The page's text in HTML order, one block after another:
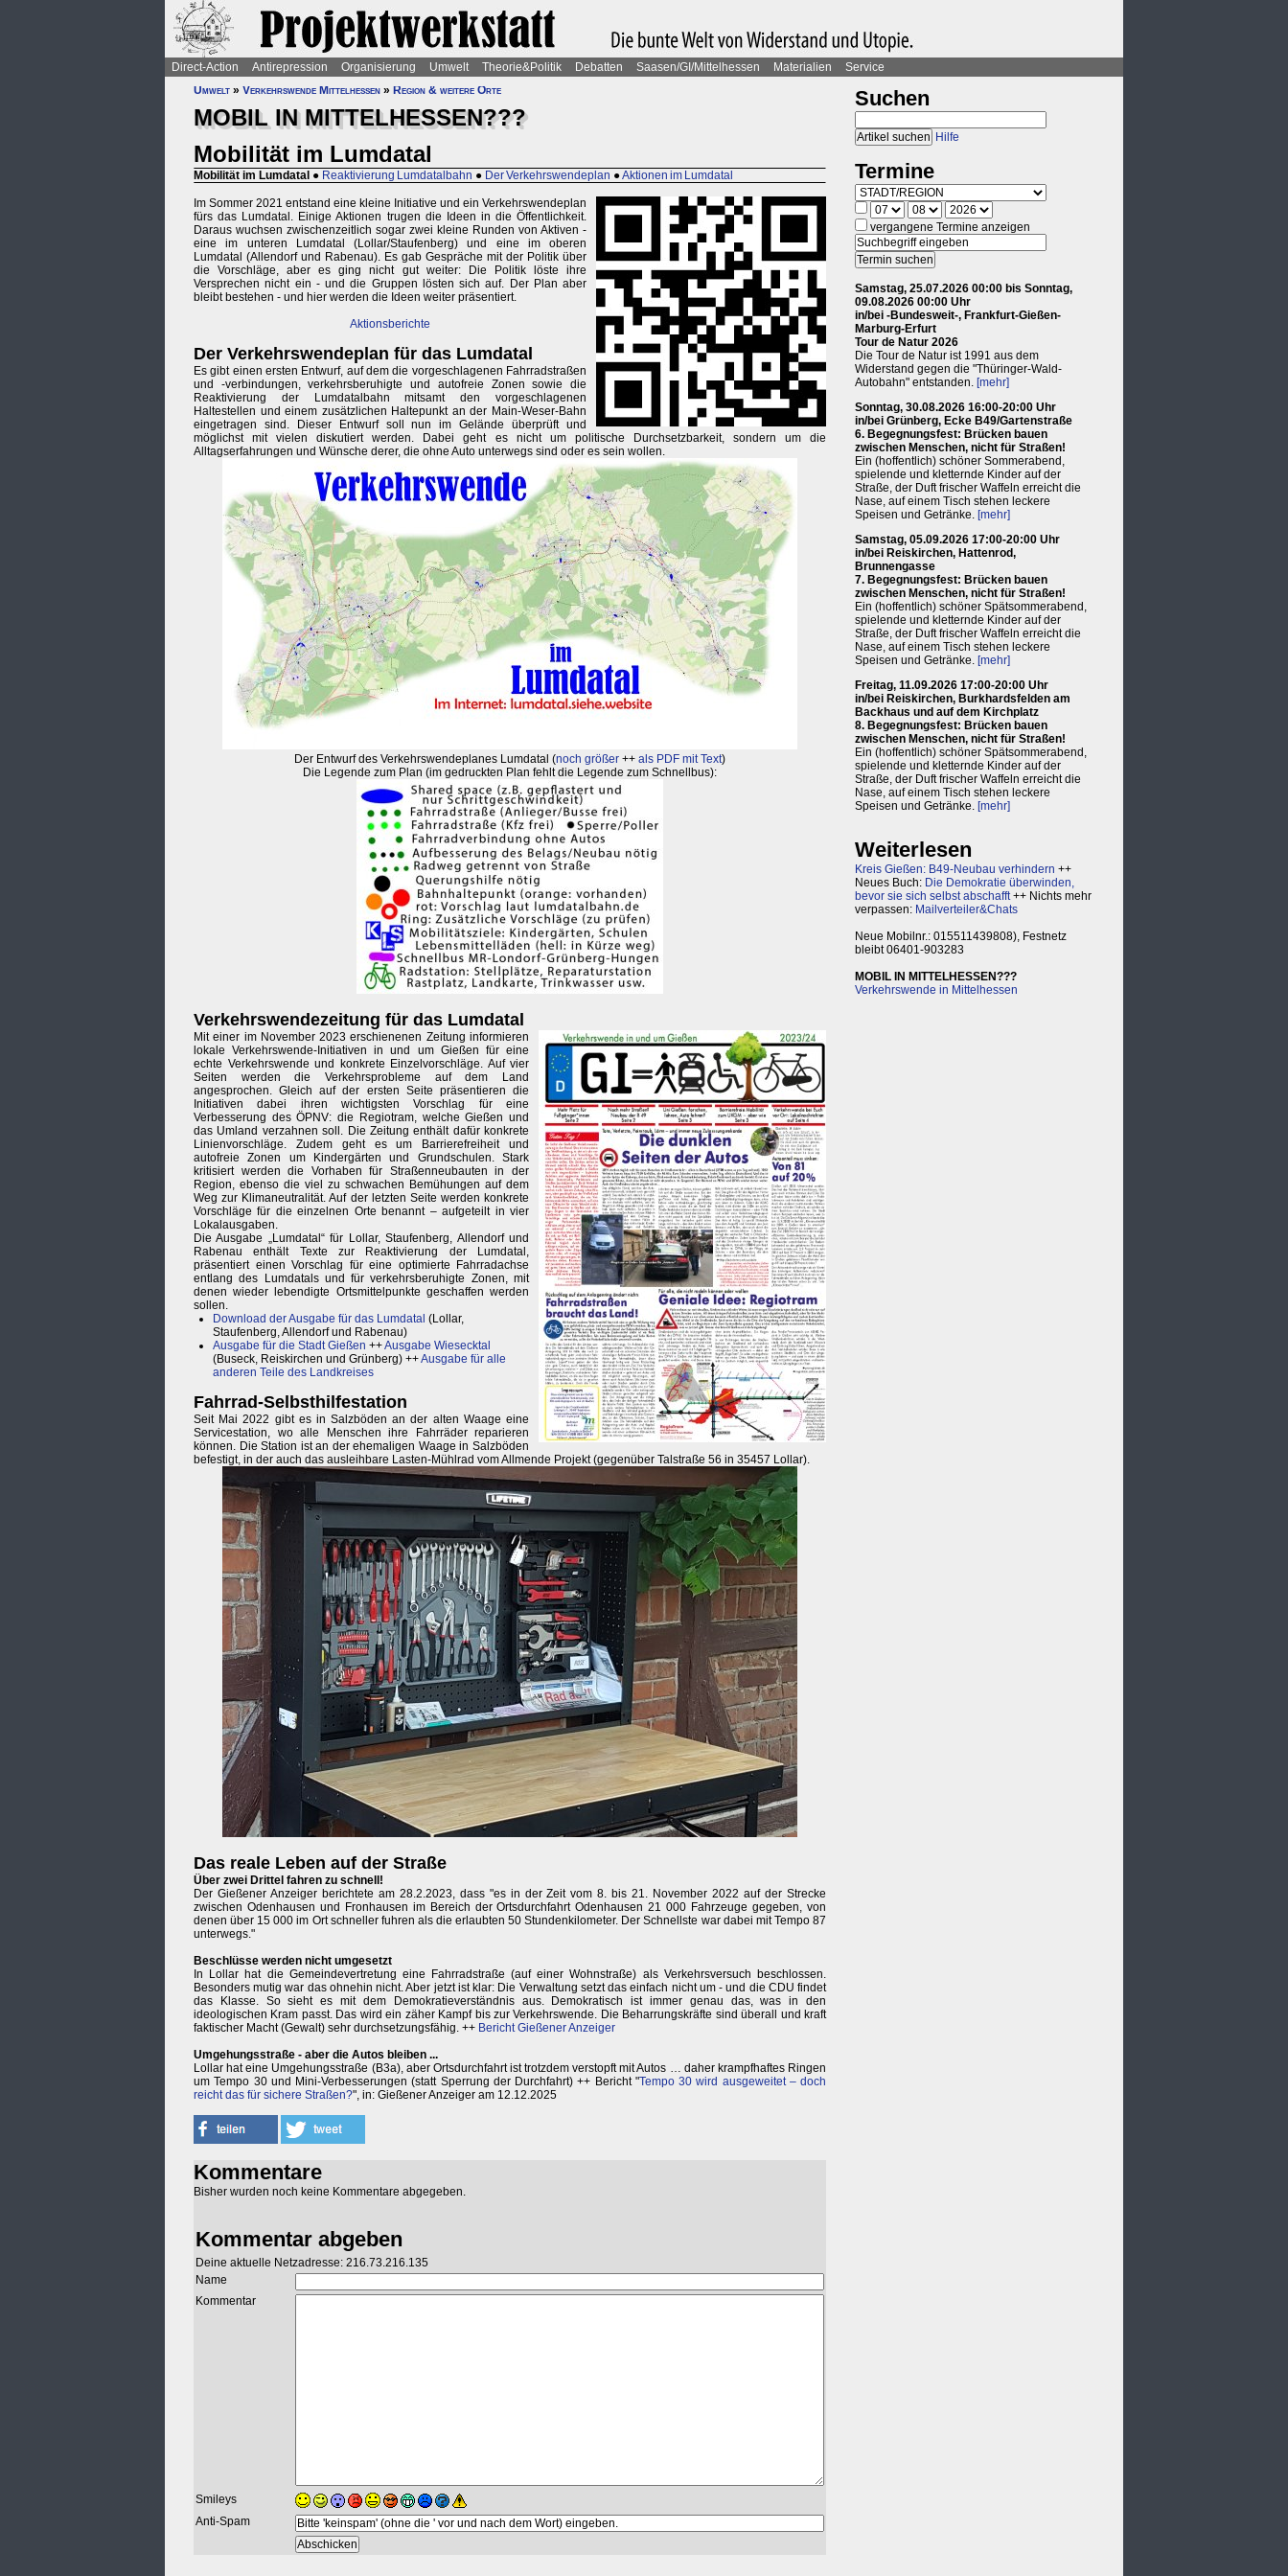
Direct-Action Antirepression Organisierung Umwelt Theorie&Politik Debatten Saasen/GI/Mittelhessen Materialien
Service
Umwelt » Verkehrswende Mittelhessen » Region & weitere Orte
MOBIL IN MITTELHESSEN???
Mobilität im Lumdatal
Mobilität im Lumdatal ● Reaktivierung Lumdatalbahn ● Der Verkehrswendeplan ●Aktionen im Lumdatal
Im Sommer 2021 entstand eine kleine Initiative und ein Verkehrswendeplan
fürs das Lumdatal. Einige Aktionen trugen die Ideen in die Öffentlichkeit.
Daraus wuchsen zwischenzeitlich sogar zwei kleine Runden von Aktiven -
eine im unteren Lumdatal (Lollar/Staufenberg) und eine im oberen
Lumdatal (Allendorf und Rabenau). Es gab Gespräche mit der Politik über
die Vorschläge, aber es ging nicht gut weiter: Die Politik löste ihre
Versprechen nicht ein - und die Gruppen lösten sich auf. Der Plan aber
bleibt bestehen - und hier werden die Ideen weiter präsentiert.
Aktionsberichte
Der Verkehrswendeplan für das Lumdatal
Es gibt einen ersten Entwurf, auf dem die vorgeschlagenen Fahrradstraßen
und -verbindungen, verkehrsberuhigte und autofreie Zonen sowie die
Reaktivierung der Lumdatalbahn mitsamt den vorgeschlagenen
Haltestellen und einem zusätzlichen Haltepunkt an der Main-Weser-Bahn
eingetragen sind. Dieser Entwurf soll nun im Gelände überprüft und
möglichst mit vielen diskutiert werden. Dabei geht es nicht um politische Durchsetzbarkeit, sondern um die
Alltagserfahrungen und Wünsche derer, die ohne Auto unterwegs sind oder es sein wollen.
Der Entwurf des Verkehrswendeplanes Lumdatal (noch größer ++ als PDF mit Text)
Die Legende zum Plan (im gedruckten Plan fehlt die Legende zum Schnellbus):
Verkehrswendezeitung für das Lumdatal
Mit einer im November 2023 erschienenen Zeitung informieren
lokale Verkehrswende-Initiativen in und um Gießen für eine
echte Verkehrswende und konkrete Einzelvorschläge. Auf vier
Seiten werden die Verkehrsprobleme auf dem Land
angesprochen. Gleich auf der ersten Seite präsentieren die
Initiativen dabei ihren wichtigsten Vorschlag für eine
Verbesserung des ÖPNV: die Regiotram, welche Gießen und
das Umland verzahnen soll. Die Zeitung enthält dafür konkrete
Linienvorschläge. Zudem geht es um Barrierefreiheit und
autofreie Zonen um Kindergärten und Grundschulen. Stark
kritisiert werden die Vorhaben für Straßenneubauten in der
Region, ebenso die viel zu schwachen Bemühungen auf dem
Weg zur Klimaneutralität. Auf der letzten Seite werden konkrete
Vorschläge für die einzelnen Orte benannt – aufgeteilt in vier
Lokalausgaben.
Die Ausgabe „Lumdatal“ für Lollar, Staufenberg, Allendorf und
Rabenau enthält Texte zur Reaktivierung der Lumdatal,
präsentiert einen Vorschlag für eine optimierte Fahrradachse
entlang des Lumdatals und für verkehrsberuhigte Zonen, mit
denen wieder lebendigte Ortsmittelpunkte geschaffen werden
sollen.
Download der Ausgabe für das Lumdatal (Lollar,
Staufenberg, Allendorf und Rabenau)
Ausgabe für die Stadt Gießen ++Ausgabe Wiesecktal
(Buseck, Reiskirchen und Grünberg) ++Ausgabe für alle
anderen Teile des Landkreises
Fahrrad-Selbsthilfestation
Seit Mai 2022 gibt es in Salzböden an der alten Waage eine
Servicestation, wo alle Menschen ihre Fahrräder reparieren
können. Die Station ist an der ehemaligen Waage in Salzböden
befestigt, in der auch das ausleihbare Lasten-Mühlrad vom Allmende Projekt (gegenüber Talstraße 56 in 35457 Lollar).
Das reale Leben auf der Straße
Über zwei Drittel fahren zu schnell!
Der Gießener Anzeiger berichtete am 28.2.2023, dass "es in der Zeit vom 8. bis 21. November 2022 auf der Strecke
zwischen Odenhausen und Fronhausen im Bereich der Ortsdurchfahrt Odenhausen 21 000 Fahrzeuge gegeben, von
denen über 15 000 im Ort schneller fuhren als die erlaubten 50 Stundenkilometer. Der Schnellste war dabei mit Tempo 87
unterwegs."
Beschlüsse werden nicht umgesetzt
In Lollar hat die Gemeindevertretung eine Fahrradstraße (auf einer Wohnstraße) als Verkehrsversuch beschlossen.
Besonders mutig war das ohnehin nicht. Aber jetzt ist klar: Die Verwaltung setzt das einfach nicht um - und die CDU findet
das Klasse. So sieht es mit dem Demokratieverständnis aus. Demokratisch ist immer genau das, was in den
ideologischen Kram passt. Das wird ein zäher Kampf bis zur Verkehrswende. Die Beharrungskräfte sind überall und kraft
faktischer Macht (Gewalt) sehr durchsetzungsfähig. ++ Bericht Gießener Anzeiger
Umgehungsstraße - aber die Autos bleiben ...
Lollar hat eine Umgehungsstraße (B3a), aber Ortsdurchfahrt ist trotzdem verstopft mit Autos … daher krampfhaftes Ringen
um Tempo 30 und Mini-Verbesserungen (statt Sperrung der Durchfahrt) ++ Bericht "Tempo 30 wird ausgeweitet – doch
reicht das für sichere Straßen?", in: Gießener Anzeiger am 12.12.2025
Kommentare
Bisher wurden noch keine Kommentare abgegeben.
Kommentar abgeben
Deine aktuelle Netzadresse: 216.73.216.135
Name
Kommentar
Smileys
Anti-Spam
Suchen
Hilfe
Termine
vergangene Termine anzeigen
Samstag, 25.07.2026 00:00 bis Sonntag,
09.08.2026 00:00 Uhr
in/bei -Bundesweit-, Frankfurt-Gießen-
Marburg-Erfurt
Tour de Natur 2026
Die Tour de Natur ist 1991 aus dem
Widerstand gegen die "Thüringer-Wald-
Autobahn" entstanden. [mehr]
Sonntag, 30.08.2026 16:00-20:00 Uhr
in/bei Grünberg, Ecke B49/Gartenstraße
6. Begegnungsfest: Brücken bauen
zwischen Menschen, nicht für Straßen!
Ein (hoffentlich) schöner Sommerabend,
spielende und kletternde Kinder auf der
Straße, der Duft frischer Waffeln erreicht die
Nase, auf einem Tisch stehen leckere
Speisen und Getränke. [mehr]
Samstag, 05.09.2026 17:00-20:00 Uhr
in/bei Reiskirchen, Hattenrod,
Brunnengasse
7. Begegnungsfest: Brücken bauen
zwischen Menschen, nicht für Straßen!
Ein (hoffentlich) schöner Spätsommerabend,
spielende und kletternde Kinder auf der
Straße, der Duft frischer Waffeln erreicht die
Nase, auf einem Tisch stehen leckere
Speisen und Getränke. [mehr]
Freitag, 11.09.2026 17:00-20:00 Uhr
in/bei Reiskirchen, Burkhardsfelden am
Backhaus und auf dem Kirchplatz
8. Begegnungsfest: Brücken bauen
zwischen Menschen, nicht für Straßen!
Ein (hoffentlich) schöner Spätsommerabend,
spielende und kletternde Kinder auf der
Straße, der Duft frischer Waffeln erreicht die
Nase, auf einem Tisch stehen leckere
Speisen und Getränke. [mehr]
Weiterlesen
Kreis Gießen: B49-Neubau verhindern ++
Neues Buch: Die Demokratie überwinden,
bevor sie sich selbst abschafft++ Nichts mehr
verpassen: Mailverteiler&Chats
Neue Mobilnr.: 015511439808), Festnetz
bleibt 06401-903283
MOBIL IN MITTELHESSEN???
Verkehrswende in Mittelhessen